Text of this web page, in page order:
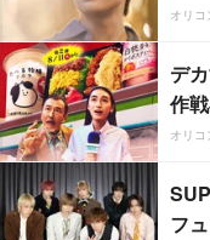
オリコ
デ
作
オリコ
フ